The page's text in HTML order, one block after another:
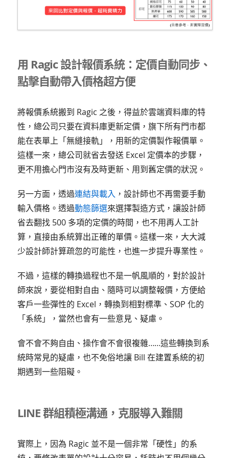
用 Ragic 設計報價系統：定價自動同步、
點擊自動帶入價格超方便
將報價系統搬到 Ragic 之後，得益於雲端資料庫的特
性，總公司只要在資料庫更新定價，旗下所有門市都
能在表單上「無縫接軌」，用新的定價製作報價單。
這樣一來，總公司就省去發送 Excel 定價本的步驟，
更不用擔心門市沒有及時更新、用到舊定價的狀況。
另一方面，透過連結與載入 ，設計師也不再需要手動
輸入價格。透過動態篩選來選擇製造方式，讓設計師
省去翻找 500 多項的定價的時間，也不用再人工計
算，直接由系統算出正確的單價。這樣一來，大大減
少設計師計算疏忽的可能性，也進一步提升專業性。
不過，這樣的轉換過程也不是一帆風順的，對於設計
師來說，要從相對自由、隨時可以調整報價，方便給
客戶一些彈性的 Excel，轉換到相對標準、SOP 化的
「系統」，當然也會有一些意見、疑慮。
會不會不夠自由、操作會不會很複雜……這些轉換到系
統時常見的疑慮，也不免俗地讓 Bill 在建置系統的初
期遇到一些阻礙。
LINE 群組積極溝通，克服導入難關
實際上，因為 Ragic 並不是一個非常「硬性」的系